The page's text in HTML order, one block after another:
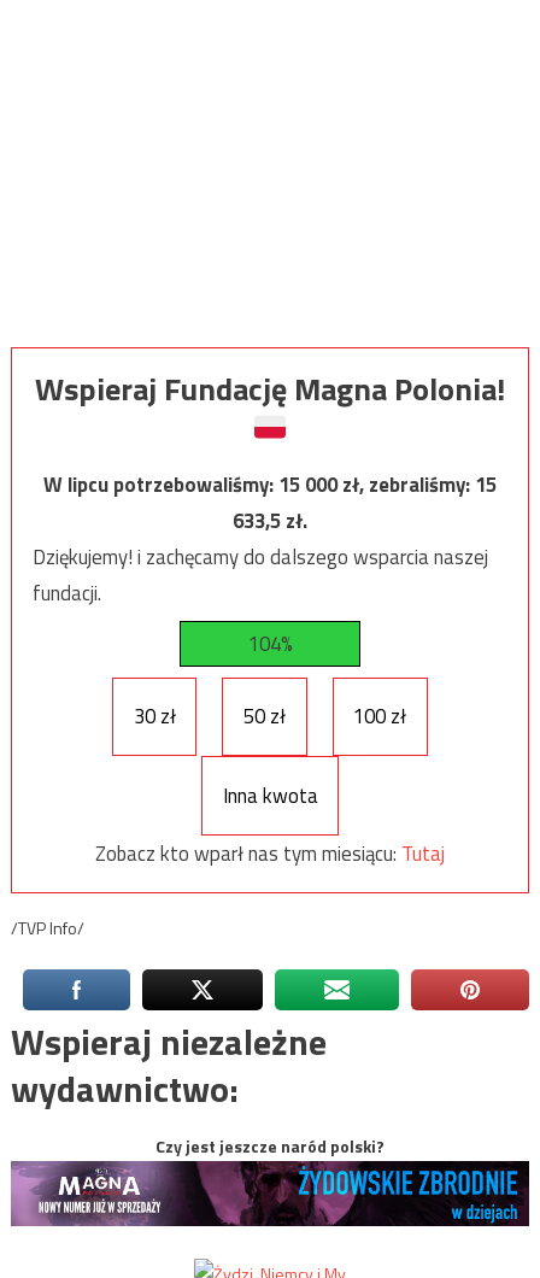
Wspieraj Fundację Magna Polonia!
W lipcu potrzebowaliśmy:15 000zł, zebraliśmy:15
633,5zł.
Dziękujemy! i zachęcamy do dalszego wsparcia naszej
fundacji.
104%
30 zł 50 zł 100 zł
Inna kwota
Zobacz kto wparł nas tym miesiącu: Tutaj
/TVP Info/
Wspieraj niezależne
wydawnictwo:
Czy jest jeszcze naród polski?